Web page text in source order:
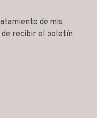
de mis
de recibir el boletín